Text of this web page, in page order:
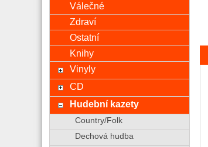
Válečné
Zdraví
Ostatní
Knihy
Vinyly
CD
Hudební kazety
Country/Folk
Dechová hudba